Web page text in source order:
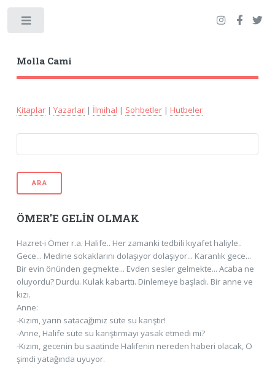
Molla Cami
Kitaplar| Yazarlar| İlmihal | Sohbetler| Hutbeler
ARA
ÖMER'E GELİN OLMAK
Hazret-i Ömer r.a. Halife.. Her zamanki tedbili kıyafet haliyle..
Gece... Medine sokaklarını dolaşıyor dolaşıyor... Karanlık gece...
Bir evin önünden geçmekte... Evden sesler gelmekte... Acaba ne
oluyordu? Durdu. Kulak kabarttı. Dinlemeye başladı. Bir anne ve
kızı.
Anne:
-Kızım, yarın satacağımız süte su karıştır!
-Anne, Halife süte su karıştırmayı yasak etmedi mi?
-Kızım, gecenin bu saatinde Halifenin nereden haberi olacak, O
şimdi yatağında uyuyor.